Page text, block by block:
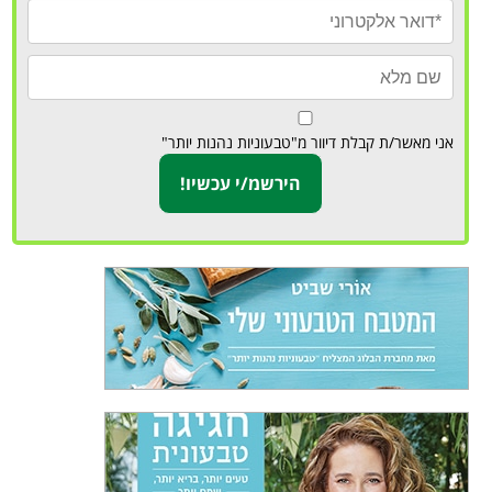
אני מאשר/ת קבלת דיוור מ"טבעוניות נהנות יותר"